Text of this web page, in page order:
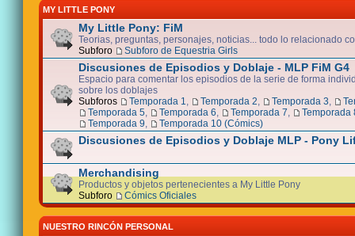
MY LITTLE PONY
My Little Pony: FiM
Teorias, preguntas, personajes, noticias... todo lo relacionado
Subforo
Subforo de Equestria Girls
Discusiones de Episodios y Doblaje - MLP FiM G4
Espacio para comentar los episodios de la serie de forma
sobre los doblajes
Subforos
Temporada 1 Temporada 2 Temporada 3
Temporada 5
Temporada 6 Temporada 7
Temporada
Temporada 9
Temporada 10 (Cómics)
Discusiones de Episodios y Doblaje MLP - Pony
Merchandising
Productos y objetos pertenecientes a My Little Pony
Subforo
Cómics Oficiales
NUESTRO RINCÓN PERSONAL